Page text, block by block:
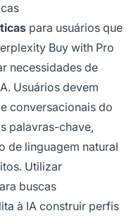
para usuários que
Buy with Pro
necessidades de
Usuários devem
conversacionais do
palavras-chave,
de linguagem natural
Utilizar
buscas
à IA construir perfis